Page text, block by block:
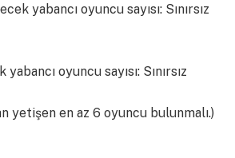
yabancı oyuncu sayısı: Sınırsız
oyuncu sayısı: Sınırsız
yetişen en az 6 oyuncu bulunmalı.)